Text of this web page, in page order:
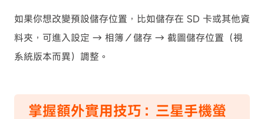
如果你想改變預設儲存位置，比如儲存在 SD 卡或其他資
料夾，可進入設定 → 相簿／儲存 → 截圖儲存位置（視
系統版本而異）調整。
掌握額外實用技巧：三星手機螢